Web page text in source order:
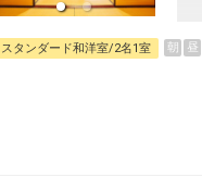
スタンダード和洋室/2名1室 朝 昼